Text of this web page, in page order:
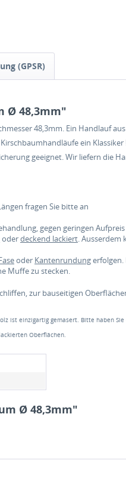
(GPSR)
Ø 48,3mm"
48,3mm. Ein Handlauf
ein
geeignet. Wir liefern die
fragen Sie bitte an
gegen geringen
oderdeckend lackiert .
oder Kantenrundungerfolgen.
Muffe zu stecken.
zur bauseitigen
ist einzigartig gemasert. Bitte haben
Oberflächen.
Ø 48,3mm"